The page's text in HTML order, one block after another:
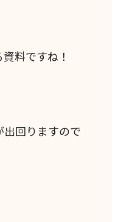
料ですね！
出回りますので